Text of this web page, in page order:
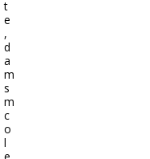
t
e
,
d
a
m
s
m
c
o
l